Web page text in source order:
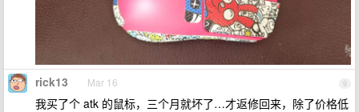
9
rick13 Mar 16
我买了个 atk 的鼠标，三个月就坏了…才返修回来，除了价格低